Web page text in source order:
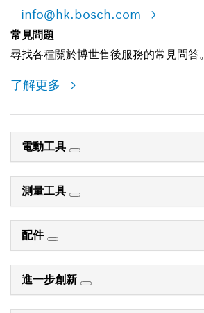
info@hk.bosch.com
常見問題
尋找各種關於博世售後服務的常見問答。
了解更多
電動工具
測量工具
配件
進一步創新